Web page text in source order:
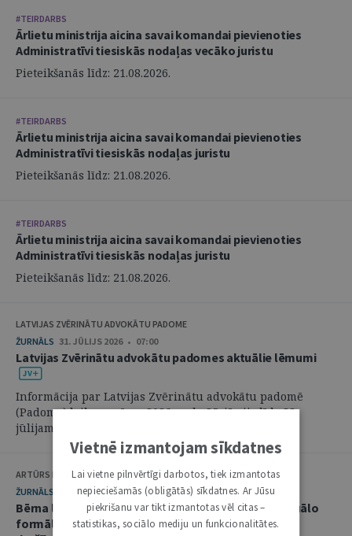
#TEIRDARBS
Ārlietu ministrija aicina savai komandai pievienoties
Administratīvi tiesiskās nodaļas vecāko juristu
Pieteikšanās līdz: 21.08.2026.
#TEIRDARBS
Ārlietu ministrija aicina savai komandai pievienoties
Administratīvi tiesiskās nodaļas juristu
Pieteikšanās līdz: 21.08.2026.
#TEIRDARBS
Ārlietu ministrija aicina savai komandai pievienoties
Administratīvi tiesiskās nodaļas juristu
Pieteikšanās līdz: 21.08.2026.
LATVIJAS ZVĒRINĀTU ADVOKĀTU PADOME
ŽURNĀLS 31. JŪLIJS 2026 • 07:00
Latvijas Zvērinātu advokātu padomes aktuālie lēmumi
Informācija par Latvijas Zvērinātu advokātu padomē
(Padome) laikposmā no 2026. gada 25. jūnija līdz 28.
jūlijam pieņemtajiem lēmumiem. ...
ARTŪRS KURBATOVS, INGA KUDEIKINA, MARTA URBĀNE
ŽURNĀLS
29. JŪLIJS 2026 • 08:00
Bērna labākās intereses civilprocesā: starp procesuālo
formālismu un pienākumu nekavējoties reaģēt uz
Vietnē izmantojam sīkdatnes
Lai vietne pilnvērtīgi darbotos, tiek izmantotas
nepieciešamās (obligātās) sīkdatnes. Ar Jūsu
piekrišanu var tikt izmantotas vēl citas –
statistikas, sociālo mediju un funkcionalitātes.